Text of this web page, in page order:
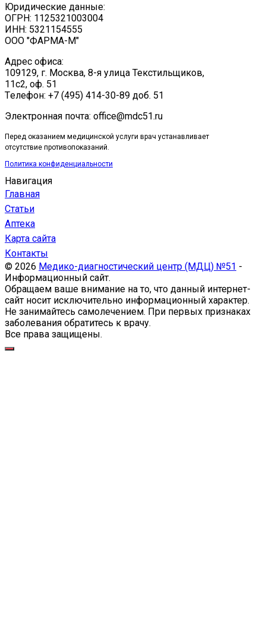
Юридические данные:
ОГРН: 1125321003004
ИНН: 5321154555
ООО "ФАРМА-М"
Адрес офиса:
109129, г. Москва, ​8-я улица Текстильщиков,
11с2, оф. 51
Tелефон: +7 (495) 414-30-89 доб. 51
Электронная почта: office@mdc51.ru
Перед оказанием медицинской услуги врач устанавливает
отсутствие противопоказаний.
Политика конфиденциальности
Навигация
Главная
Статьи
Аптека
Карта сайта
Контакты
© 2026 Медико-диагностический центр (МДЦ) №51 -
Информационный сайт.
Обращаем ваше внимание на то, что данный интернет-
сайт носит исключительно информационный характер.
Не занимайтесь самолечением. При первых признаках
заболевания обратитесь к врачу.
Все права защищены.